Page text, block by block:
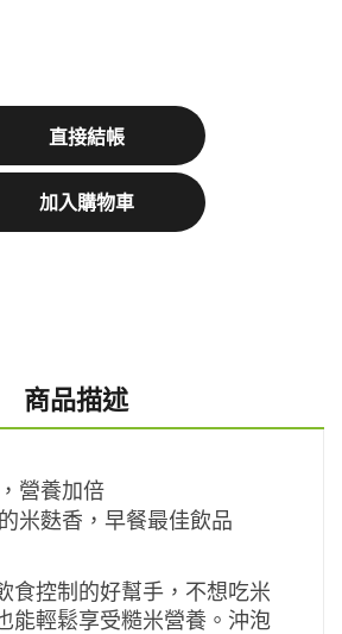
直接結帳
加入購物車
商品描述
營養加倍
米麩香，早餐最佳飲品
食控制的好幫手，不想吃米
能輕鬆享受糙米營養。沖泡